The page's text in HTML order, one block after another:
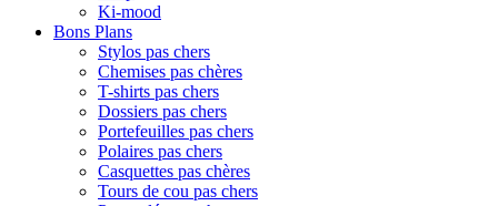
Ki-mood
Bons Plans
Stylos pas chers
Chemises pas chères
T-shirts pas chers
Dossiers pas chers
Portefeuilles pas chers
Polaires pas chers
Casquettes pas chères
Tours de cou pas chers